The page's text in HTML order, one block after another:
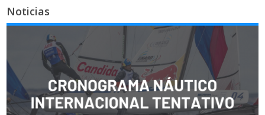
Noticias